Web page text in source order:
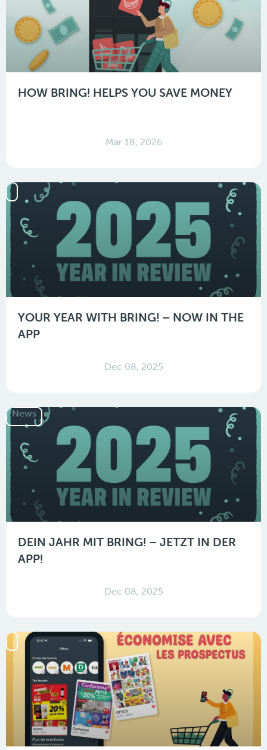
HOW BRING! HELPS YOU SAVE MONEY
Mar 18, 2026
YOUR YEAR WITH BRING! – NOW IN THE
APP
Dec 08, 2025
News
DEIN JAHR MIT BRING! – JETZT IN DER
APP!
Dec 08, 2025